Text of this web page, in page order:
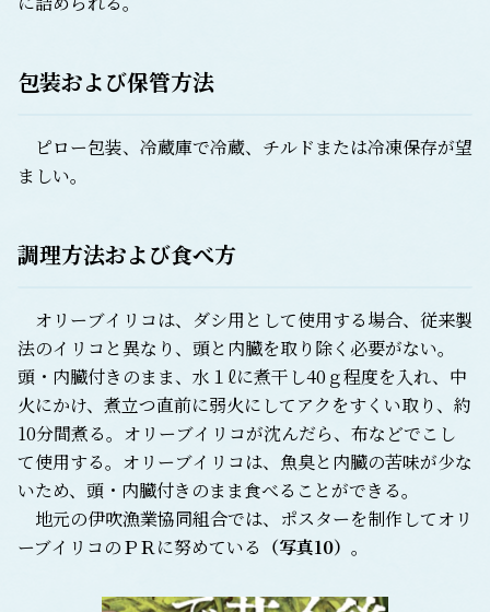
包装および保管方法
ピロー包装、冷蔵庫で冷蔵、チルドまたは冷凍保存が望
ましい。
調理方法および食べ方
オリーブイリコは、ダシ用として使用する場合、従来製
法のイリコと異なり、頭と内臓を取り除く必要がない。
頭・内臓付きのまま、水１ℓに煮干し40ｇ程度を入れ、中
火にかけ、煮立つ直前に弱火にしてアクをすくい取り、約
10分間煮る。オリーブイリコが沈んだら、布などでこし
て使用する。オリーブイリコは、魚臭と内臓の苦味が少な
いため、頭・内臓付きのまま食べることができる。
地元の伊吹漁業協同組合では、ポスターを制作してオリ
ーブイリコのＰＲに努めている （写真10） 。